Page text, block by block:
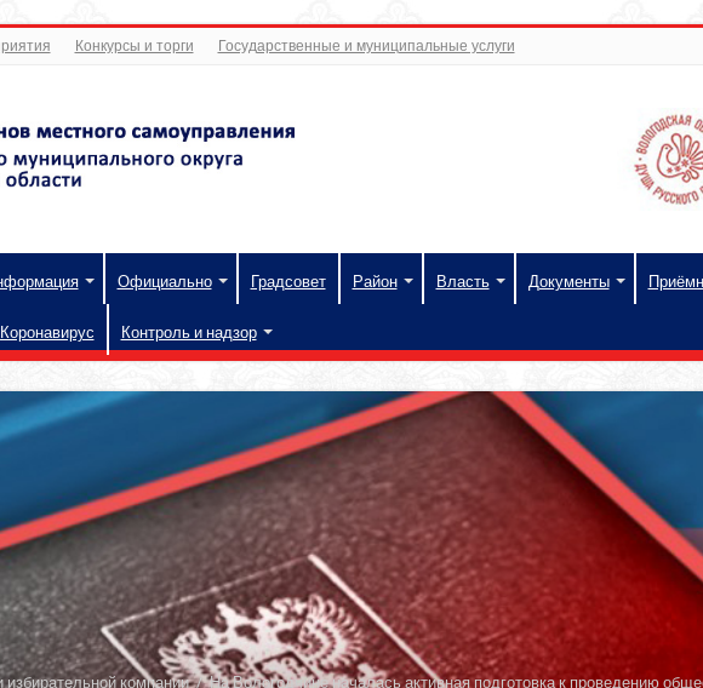
Конкурсы и торги Государственные и муниципальные услуги
Официально Градсовет Район Власть Документы
Коронавирус Контроль и надзор
избирательной компании / На Вологодчине началась активная подготовка к проведению